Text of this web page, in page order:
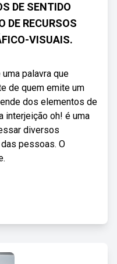
DE SENTIDO
DE RECURSOS
VISUAIS.
palavra que
de quem emite um
dos elementos de
interjeição oh! é uma
diversos
pessoas. O